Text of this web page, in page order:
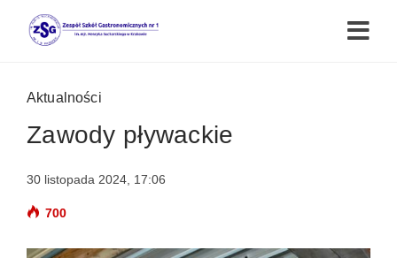
Aktualności
Zawody pływackie
30 listopada 2024, 17:06
700